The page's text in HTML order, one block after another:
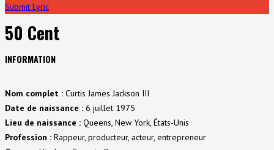
Submit Lyric
50 Cent
INFORMATION
Nom complet : Curtis James Jackson III
Date de naissance : 6 juillet 1975
Lieu de naissance : Queens, New York, États-Unis
Profession : Rappeur, producteur, acteur, entrepreneur